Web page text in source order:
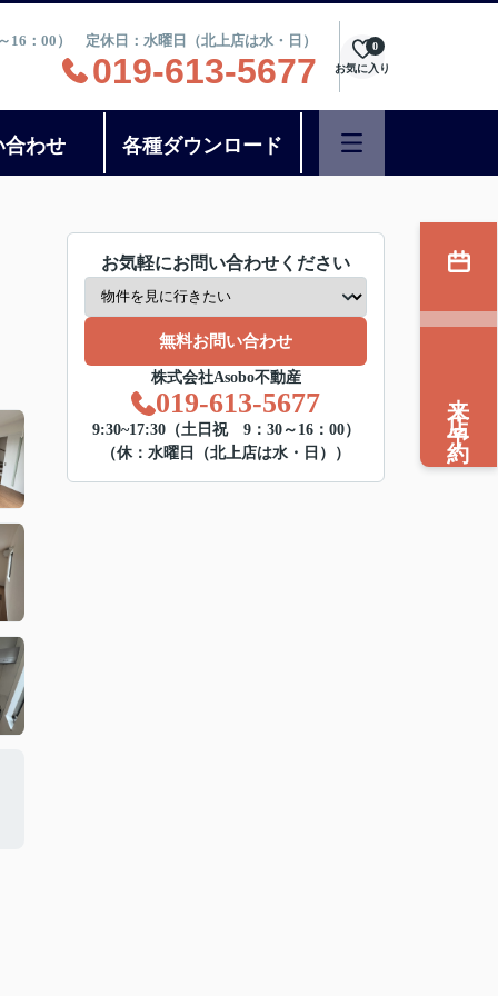
：00） 定休日：水曜日（北上店は水・日）
019-613-5677 お気に入り
0
合わせ 各種ダウンロード
お気軽にお問い合わせください
無料お問い合わせ
株式会社Asobo不動産
019-613-5677
9:30~17:30（土日祝 9：30～16：00）
（休：水曜日（北上店は水・日））
来店予約